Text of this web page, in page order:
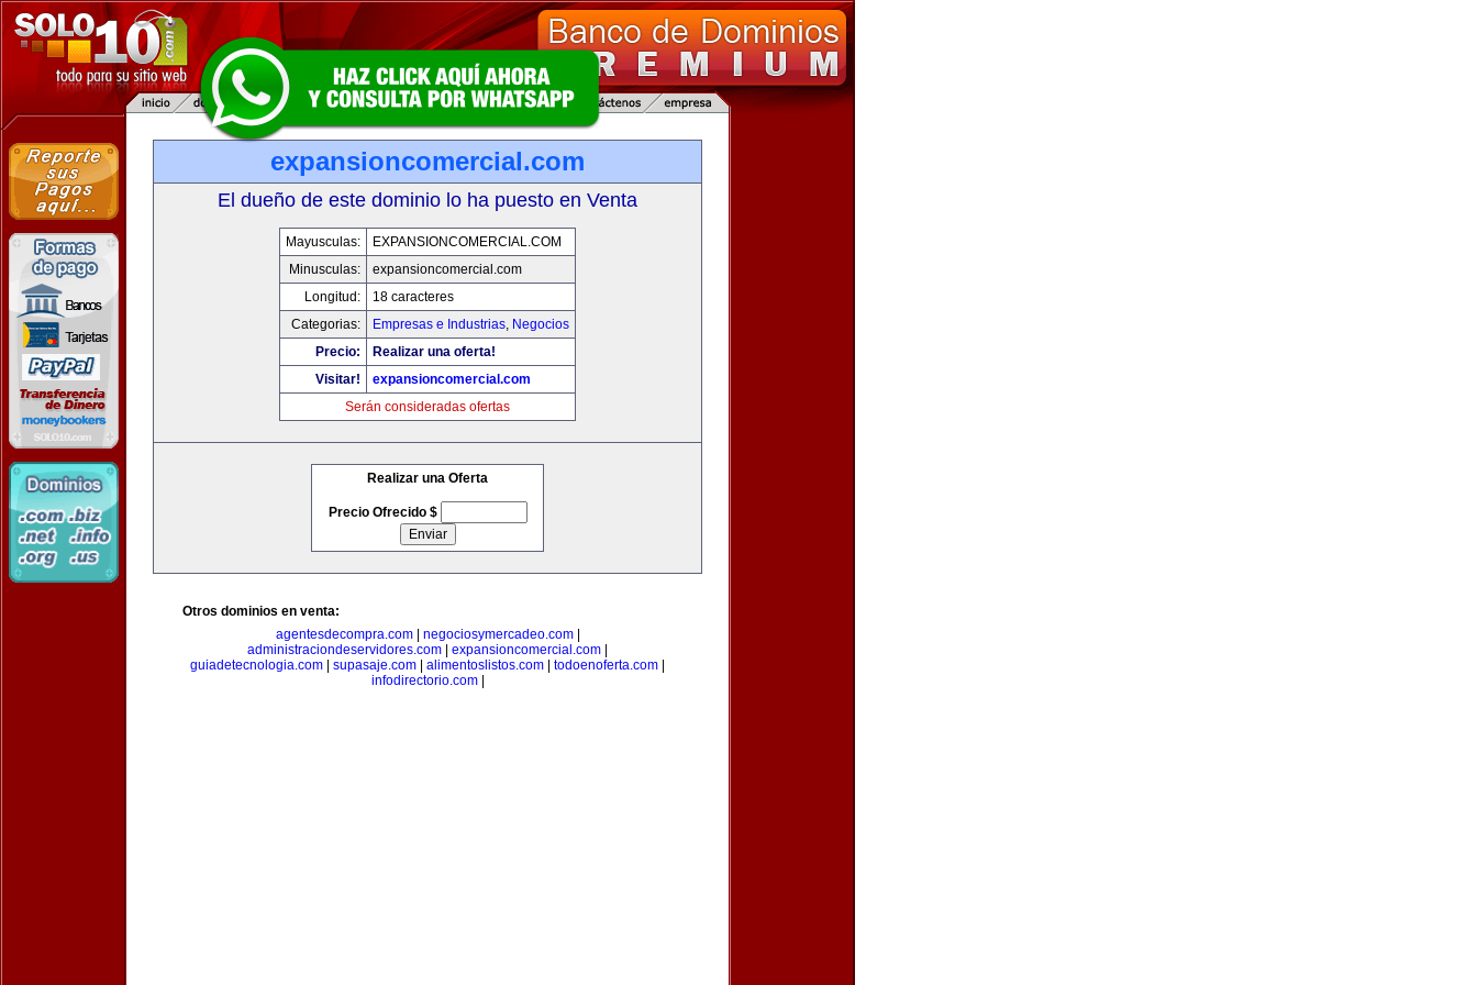
expansioncomercial.com
El dueño de este dominio lo ha puesto en Venta
Mayusculas:
EXPANSIONCOMERCIAL.COM
Minusculas:
expansioncomercial.com
Longitud:
18 caracteres
Categorias:
Empresas e Industrias, Negocios
Precio:
Realizar una oferta!
Visitar!
expansioncomercial.com
Serán consideradas ofertas
Realizar una Oferta
Precio Ofrecido $
Otros dominios en venta:
agentesdecompra.com| negociosymercadeo.com|
administraciondeservidores.com
expansioncomercial.com
guiadetecnologia.com
supasaje.com alimentoslistos.com todoenoferta.com
infodirectorio.com|